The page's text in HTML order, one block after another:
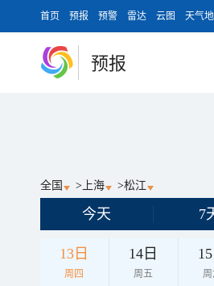
首页 预报 预警 雷达 云图 天气
预报
全国 > 上海 >松江
今天 7
13日
周四
14日
周五